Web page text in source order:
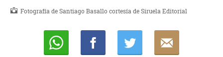
Fotografía de Santiago Basallo cortesía de Siruela Editorial